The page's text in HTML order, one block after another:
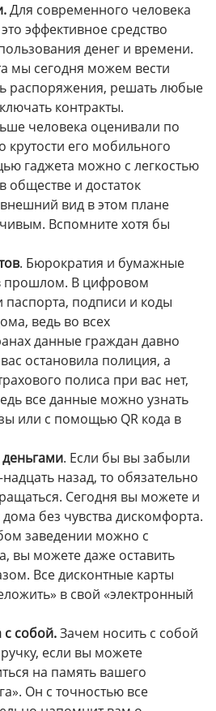
Для современного человека
эффективное средство
денег и времени.
мы сегодня можем вести
распоряжения, решать любые
контракты.
человека оценивали по
крутости его мобильного
гаджета можно с легкостью
обществе и достаток
вид в этом плане
Вспомните хотя бы
. Бюрократия и бумажные
прошлом. В цифровом
подписи и коды
ведь во всех
данные граждан давно
остановила полиция, а
полиса при вас нет,
все данные можно узнать
или с помощью QR кода в
. Если бы вы забыли
назад, то обязательно
Сегодня вы можете и
дома без чувства дискомфорта.
заведении можно с
вы можете даже оставить
Все дисконтные карты
в свой «электронный
с собой.Зачем носить с собой
если вы можете
на память вашего
Он с точностью все